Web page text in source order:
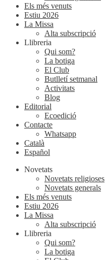
Els més venuts
Estiu 2026
La Missa
Alta subscripció
Llibreria
Qui som?
La botiga
El Club
Butlletí setmanal
Activitats
Blog
Editorial
Ecoedició
Contacte
Whatsapp
Català
Español
Novetats
Novetats religioses
Novetats generals
Els més venuts
Estiu 2026
La Missa
Alta subscripció
Llibreria
Qui som?
La botiga